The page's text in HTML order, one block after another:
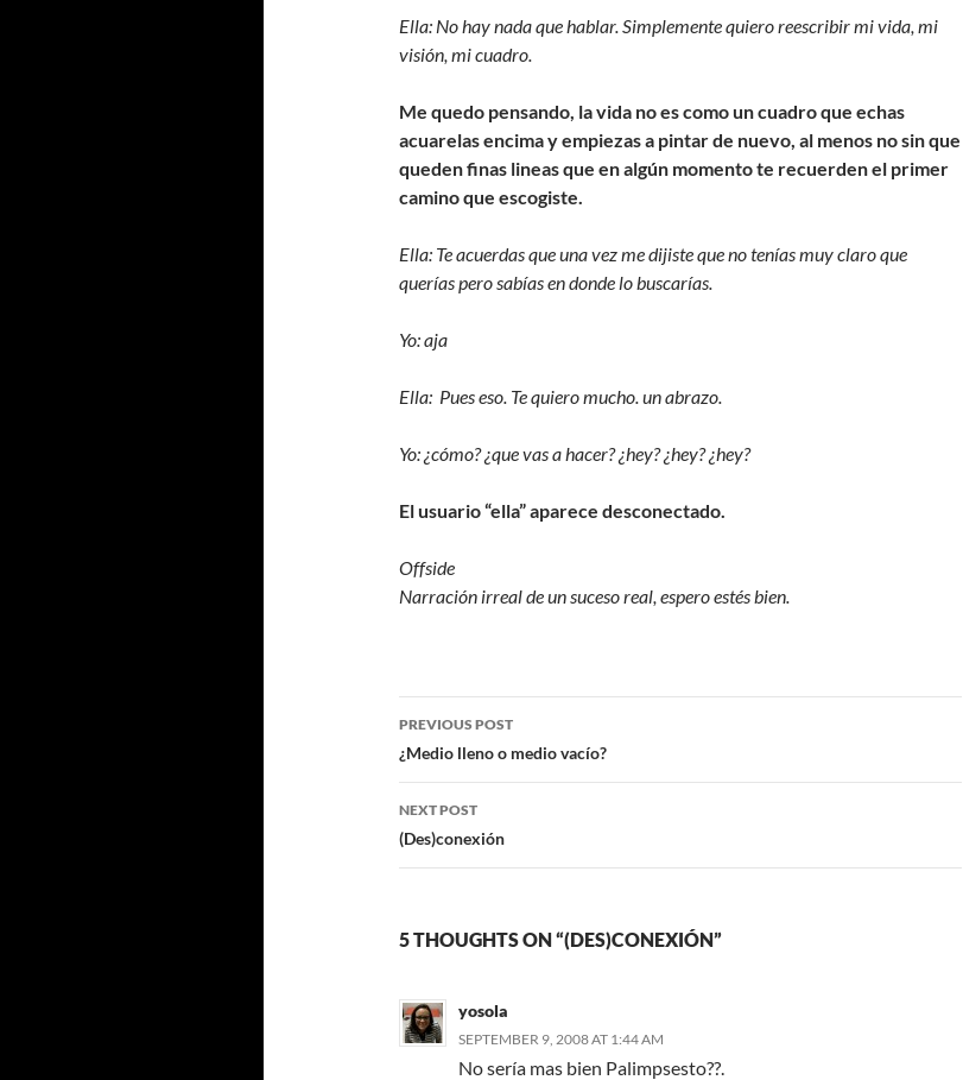
Ella: No hay nada que hablar. Simplemente quiero reescribir mi vida, mi
visión, mi cuadro.
Me quedo pensando, la vida no es como un cuadro que echas
acuarelas encima y empiezas a pintar de nuevo, al menos no sin que
queden finas lineas que en algún momento te recuerden el primer
camino que escogiste.
Ella: Te acuerdas que una vez me dijiste que no tenías muy claro que
querías pero sabías en donde lo buscarías.
Yo: aja
Ella: Pues eso. Te quiero mucho. un abrazo.
Yo: ¿cómo? ¿que vas a hacer? ¿hey? ¿hey? ¿hey?
El usuario “ella” aparece desconectado.
Offside
Narración irreal de un suceso real, espero estés bien.
Post
navigation
PREVIOUS POST
¿Medio lleno o medio vacío?
NEXT POST
(Des)conexión
5 THOUGHTS ON “(DES)CONEXIÓN”
yosola
SEPTEMBER 9, 2008 AT 1:44 AM
No sería mas bien Palimpsesto??.